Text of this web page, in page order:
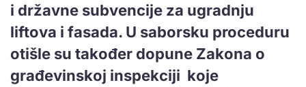
i državne subvencije za ugradnju
liftova i fasada. U saborsku proceduru
otišle su također dopune Zakona o
građevinskoj inspekciji koje